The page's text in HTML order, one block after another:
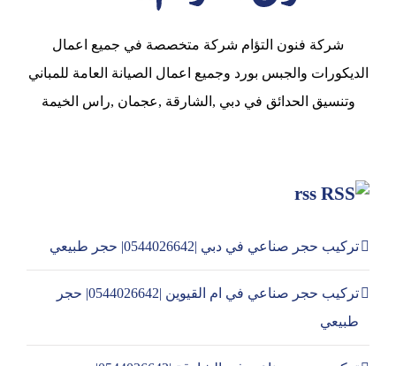
شركة فنون التؤام شركة متخصصة في جميع اعمال
الديكورات والجبس بورد وجميع اعمال الصيانة العامة للمباني
وتنسيق الحدائق في دبي ,الشارقة ,عجمان ,راس الخيمة
rss
تركيب حجر صناعي في دبي |0544026642| حجر طبيعي
تركيب حجر صناعي في ام القيوين |0544026642| حجر
طبيعي